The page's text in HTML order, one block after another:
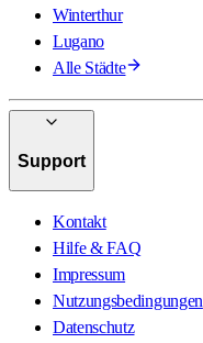
Winterthur
Lugano
Alle Städte
Support
Kontakt
Hilfe & FAQ
Impressum
Nutzungsbedingungen
Datenschutz